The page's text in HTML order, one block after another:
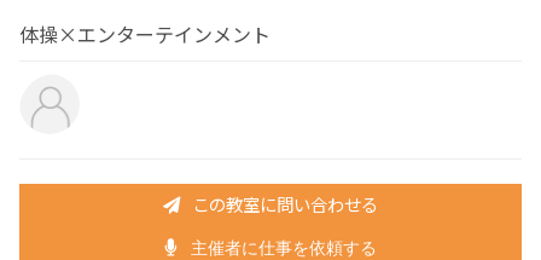
体操×エンターテインメント
この教室に問い合わせる
主催者に仕事を依頼する